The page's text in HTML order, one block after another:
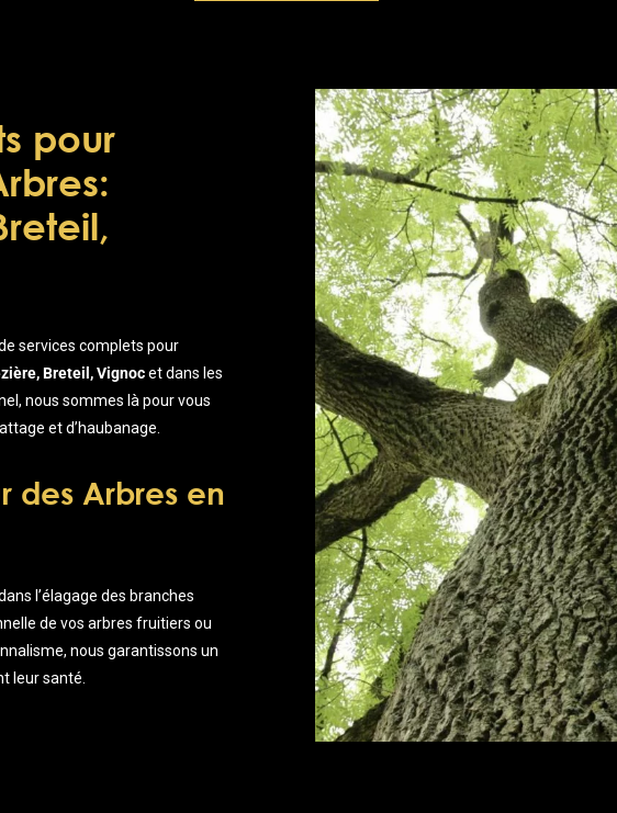
pour
services complets pour
Breteil, Vignocet dans les
nous sommes là pour vous
et d’haubanage.
des Arbres en
l’élagage des branches
de vos arbres fruitiers ou
nous garantissons un
leur santé.